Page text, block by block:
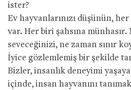
ister?
Ev hayvanlarınızı düşünün,
var. Her biri şahsına münhasır.
seveceğinizi, ne zaman sınır
İyice gözlemlemiş bir şekilde
Bizler, insanlık deneyimi
içinde, insan hayvanını